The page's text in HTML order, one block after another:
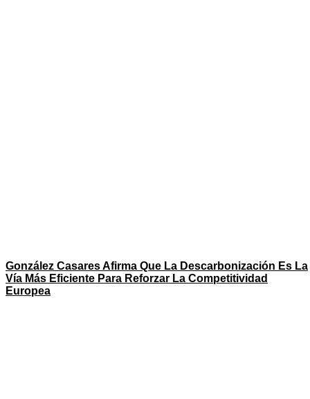
González Casares Afirma Que La Descarbonización Es La
Vía Más Eficiente Para Reforzar La Competitividad
Europea